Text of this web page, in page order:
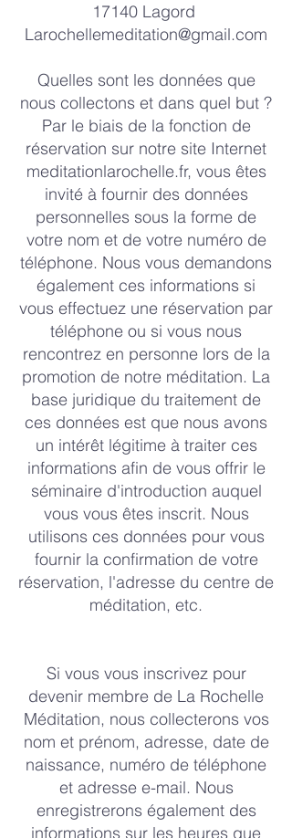
17140 Lagord
Larochellemeditation@gmail.com
Quelles sont les données que
nous collectons et dans quel but ?
Par le biais de la fonction de
réservation sur notre site Internet
meditationlarochelle.fr, vous êtes
invité à fournir des données
personnelles sous la forme de
votre nom et de votre numéro de
téléphone. Nous vous demandons
également ces informations si
vous effectuez une réservation par
téléphone ou si vous nous
rencontrez en personne lors de la
promotion de notre méditation. La
base juridique du traitement de
ces données est que nous avons
un intérêt légitime à traiter ces
informations afin de vous offrir le
séminaire d'introduction auquel
vous vous êtes inscrit. Nous
utilisons ces données pour vous
fournir la confirmation de votre
réservation, l'adresse du centre de
méditation, etc.
Si vous vous inscrivez pour
devenir membre de La Rochelle
Méditation, nous collecterons vos
nom et prénom, adresse, date de
naissance, numéro de téléphone
et adresse e-mail. Nous
enregistrerons également des
informations sur les heures que